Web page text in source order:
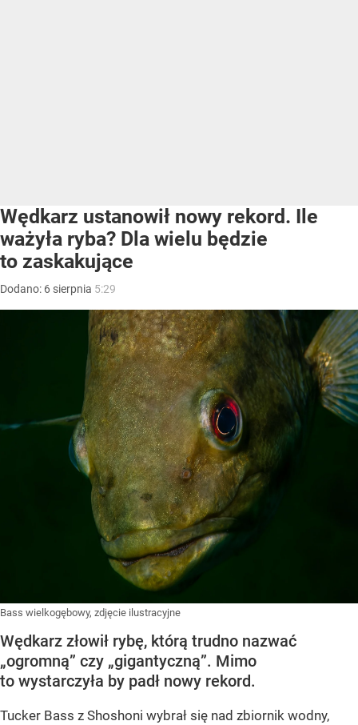
Wędkarz ustanowił nowy rekord. Ile
ważyła ryba? Dla wielu będzie
to zaskakujące
Dodano: 6 sierpnia 5:29
Bass wielkogębowy, zdjęcie ilustracyjne
Wędkarz złowił rybę, którą trudno nazwać
„ogromną” czy „gigantyczną”. Mimo
to wystarczyła by padł nowy rekord.
Tucker Bass z Shoshoni wybrał się nad zbiornik wodny,